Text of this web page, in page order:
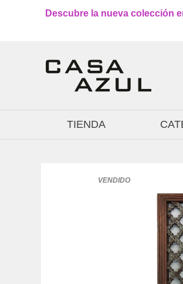
Descubre la nueva colección
TIENDA
VENDIDO